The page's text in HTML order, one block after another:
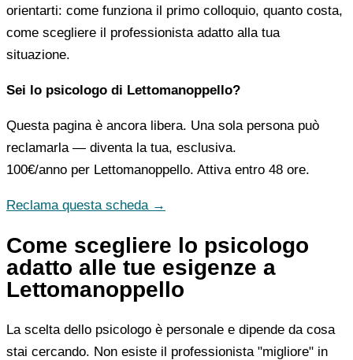
orientarti: come funziona il primo colloquio, quanto costa,
come scegliere il professionista adatto alla tua
situazione.
Sei lo psicologo di Lettomanoppello?
Questa pagina è ancora libera. Una sola persona può
reclamarla — diventa la tua, esclusiva.
100€/anno per Lettomanoppello. Attiva entro 48 ore.
Reclama questa scheda →
Come scegliere lo psicologo
adatto alle tue esigenze a
Lettomanoppello
La scelta dello psicologo è personale e dipende da cosa
stai cercando. Non esiste il professionista "migliore" in